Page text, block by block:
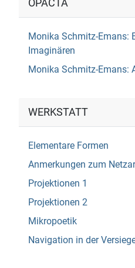
OPACTA
Monika Schmitz-Emans:
Imaginären
Monika Schmitz-Emans:
WERKSTATT
Elementare Formen
Anmerkungen zum
Projektionen 1
Projektionen 2
Mikropoetik
Navigation in der